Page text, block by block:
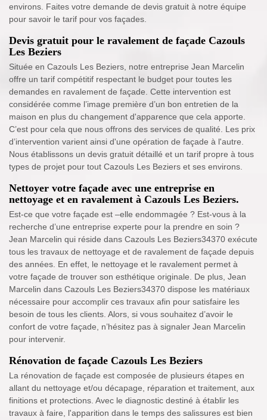
environs. Faites votre demande de devis gratuit à notre équipe
pour savoir le tarif pour vos façades.
Devis gratuit pour le ravalement de façade Cazouls
Les Beziers
Située en Cazouls Les Beziers, notre entreprise Jean Marcelin
offre un tarif compétitif respectant le budget pour toutes les
demandes en ravalement de façade. Cette intervention est
considérée comme l’image première d’un bon entretien de la
maison en plus du changement d'apparence que cela apporte.
C’est pour cela que nous offrons des services de qualité. Les prix
d’intervention varient ainsi d'une opération de façade à l'autre.
Nous établissons un devis gratuit détaillé et un tarif propre à tous
types de projet pour tout Cazouls Les Beziers et ses environs.
Nettoyer votre façade avec une entreprise en
nettoyage et en ravalement à Cazouls Les Beziers.
Est-ce que votre façade est –elle endommagée ? Est-vous à la
recherche d’une entreprise experte pour la prendre en soin ?
Jean Marcelin qui réside dans Cazouls Les Beziers34370 exécute
tous les travaux de nettoyage et de ravalement de façade depuis
des années. En effet, le nettoyage et le ravalement permet à
votre façade de trouver son esthétique originale. De plus, Jean
Marcelin dans Cazouls Les Beziers34370 dispose les matériaux
nécessaire pour accomplir ces travaux afin pour satisfaire les
besoin de tous les clients. Alors, si vous souhaitez d’avoir le
confort de votre façade, n’hésitez pas à signaler Jean Marcelin
pour intervenir.
Rénovation de façade Cazouls Les Beziers
La rénovation de façade est composée de plusieurs étapes en
allant du nettoyage et/ou décapage, réparation et traitement, aux
finitions et protections. Avec le diagnostic destiné à établir les
travaux à faire, l'apparition dans le temps des salissures est bien